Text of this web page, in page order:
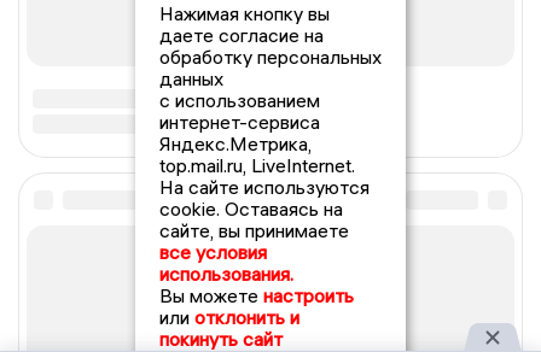
Нажимая кнопку вы
даете согласие на
обработку персональных
данных
с использованием
интернет-сервиса
Яндекс.Метрика,
top.mail.ru, LiveInternet.
На сайте используются
cookie. Оставаясь на
сайте, вы принимаете
все условия
использования.
Вы можете настроить
или отклонить и
покинуть сайт